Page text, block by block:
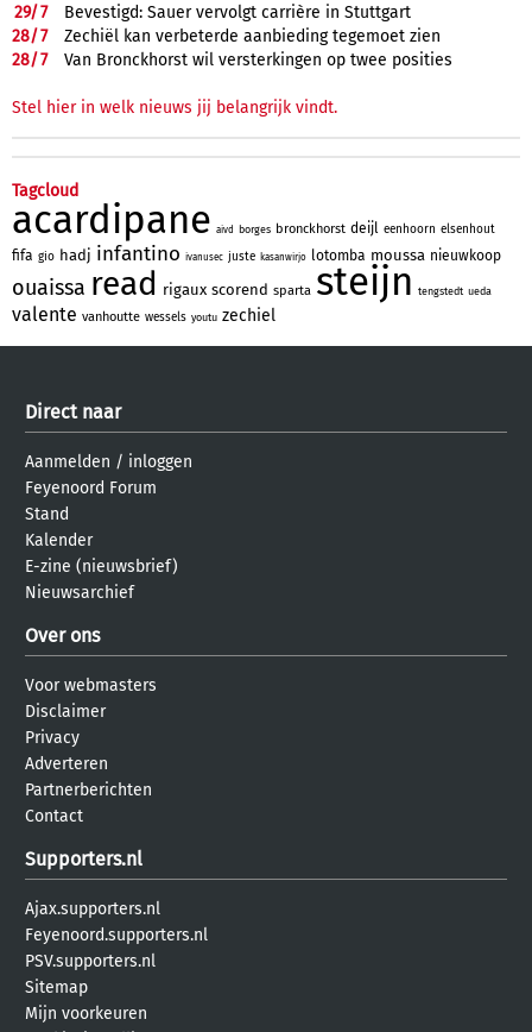
29/7
Bevestigd: Sauer vervolgt carrière in Stuttgart
28/7
Zechiël kan verbeterde aanbieding tegemoet zien
28/7 Van Bronckhorst wil versterkingen op twee posities
Stel hier in welk nieuws jij belangrijk vindt.
Tagcloud
acardipane aivd borges bronckhorst deijl eenhoorn elsenhout
fifa gio hadj infantino ivanusec juste kasanwirjo lotomba moussa nieuwkoop
ouaissa read rigaux scorend sparta steijn tengstedt ueda
valente vanhoutte wessels youtu zechiel
Direct naar
Aanmelden / inloggen
Feyenoord Forum
Stand
Kalender
E-zine (nieuwsbrief)
Nieuwsarchief
Over ons
Voor webmasters
Disclaimer
Privacy
Adverteren
Partnerberichten
Contact
Supporters.nl
Ajax.supporters.nl
Feyenoord.supporters.nl
PSV.supporters.nl
Sitemap
Mijn voorkeuren